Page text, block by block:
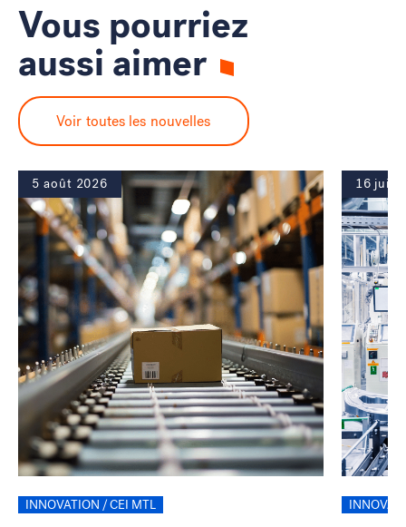
Vous pourriez
aussi aimer
Voir toutes les nouvelles
5 août 2026
INNOVATION / CEI MTL
16